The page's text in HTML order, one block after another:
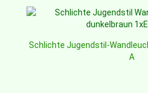
Schlichte Jugendstil-
A